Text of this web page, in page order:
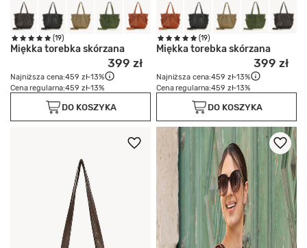
(19)
Miękka torebka skórzana
399 zł
Najniższa cena:459 zł-13%
Cena regularna:459 zł-13%
DO KOSZYKA
(19)
Miękka torebka skórzana
399 zł
Najniższa cena:459 zł-13%
Cena regularna:459 zł-13%
DO KOSZYKA